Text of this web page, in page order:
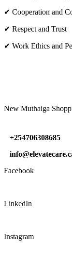
✔ Cooperation and
✔ Respect and Trust
✔ Work Ethics and
New Muthaiga
+254706308685
Facebook
LinkedIn
Instagram